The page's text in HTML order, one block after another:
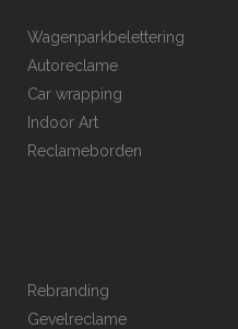
Wagenparkbelettering
Autoreclame
Car wrapping
Indoor Art
Reclameborden
Rebranding
Gevelreclame